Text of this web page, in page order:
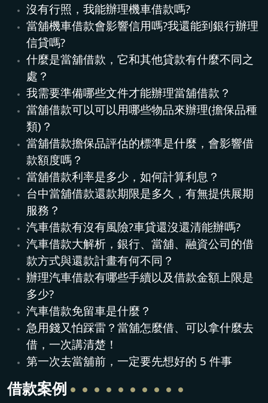
沒有行照，我能辦理機車借款嗎?
當舖機車借款會影響信用嗎?我還能到銀行辦理
信貸嗎?
什麼是當舖借款，它和其他貸款有什麼不同之
處？
我需要準備哪些文件才能辦理當舖借款？
當舖借款可以可以用哪些物品來辦理(擔保品種
類)？
當舖借款擔保品評估的標準是什麼，會影響借
款額度嗎？
當舖借款利率是多少，如何計算利息？
台中當舖借款還款期限是多久，有無提供展期
服務？
汽車借款有沒有風險?車貸還沒還清能辦嗎?
汽車借款大解析，銀行、當舖、融資公司的借
款方式與還款計畫有何不同？
辦理汽車借款有哪些手續以及借款金額上限是
多少?
汽車借款免留車是什麼？
急用錢又怕踩雷？當舖怎麼借、可以拿什麼去
借，一次講清楚！
第一次去當舖前，一定要先想好的 5 件事
借款案例